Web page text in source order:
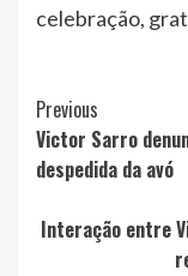
celebração,
Post
Previous
Victor Sarro
despedida da avó
Interação entre